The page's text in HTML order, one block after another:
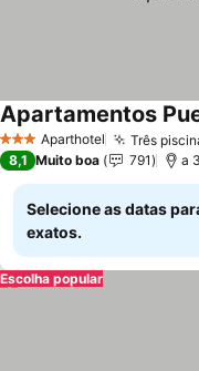
3 EstrelasAparthotel Três
Apartamentos
8,1 Muito boa 791 a
Selecione as datas
exatos.
Escolha popular